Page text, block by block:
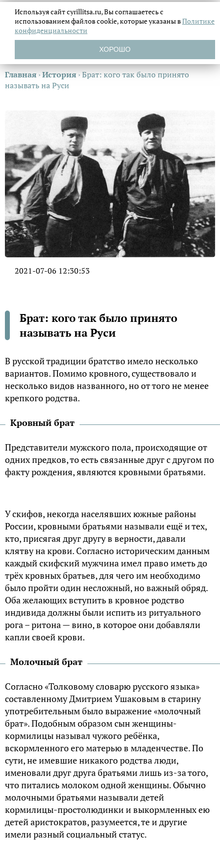
Главная ›История ›Брат: кого так было принято
называть на Руси
2021-07-06 12:30:53
Брат: кого так было принято
называть на Руси
В русской традиции братство имело несколько
вариантов. Помимо кровного, существовало и
несколько видов названного, но от того не менее
крепкого родства.
Кровный брат
Представители мужского пола, происходящие от
одних предков, то есть связанные друг с другом по
факту рождения, являются кровными братьями.
У скифов, некогда населявших южные районы
России, кровными братьями называли ещё и тех,
кто, присягая друг другу в верности, давали
клятву на крови. Согласно историческим данным
каждый скифский мужчина имел право иметь до
трёх кровных братьев, для чего им необходимо
было пройти один несложный, но важный обряд.
Оба желающих вступить в кровное родство
индивида должны были испить из ритуального
рога – ритона — вино, в которое они добавляли
капли своей крови.
Молочный брат
Согласно «Толковому словарю русского языка»
составленному Дмитрием Ушаковым в старину
употребительным было выражение «молочный
брат». Подобным образом сын женщины-
кормилицы называл чужого ребёнка,
вскормленного его матерью в младенчестве. По
сути, не имевшие никакого родства люди,
именовали друг друга братьями лишь из-за того,
что питались молоком одной женщины. Обычно
молочными братьями называли детей
кормилицы-простолюдинки и выкормленных ею
детей аристократов, разумеется, те и другие
имели разный социальный статус.
Используя сайт cyrillitsa.ru, Вы соглашаетесь с
использованием файловcookie, которые указаны вПолитике
конфиденциальности
ХОРОШО